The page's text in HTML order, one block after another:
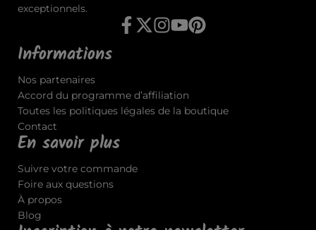
exceptionnels.
Informations
Nos partenaires
Accord du programme d’affiliation
Toutes les politiques légales de la boutique
Contact
En savoir plus
Suivre votre commande
Foire aux questions
À propos
Blog